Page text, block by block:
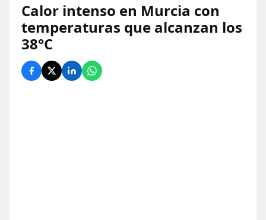
Calor intenso en Murcia con
temperaturas que alcanzan los
38°C